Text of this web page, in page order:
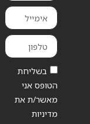
בשליחת
הטופס אני
מאשר/ת את
מדיניות